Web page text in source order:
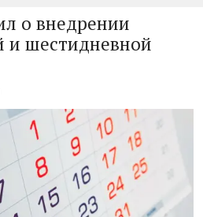
о внедрении
и шестидневной